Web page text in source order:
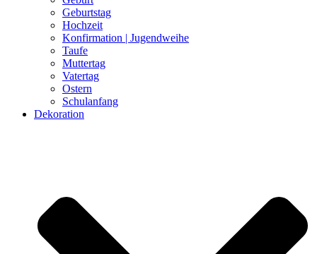
Geburtstag
Hochzeit
Konfirmation | Jugendweihe
Taufe
Muttertag
Vatertag
Ostern
Schulanfang
Dekoration